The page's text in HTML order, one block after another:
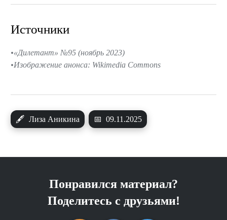
🖋 Лиза Аникина 📅 09.11.2025
Источники
«Дилетант» №95 (ноябрь 2023)
Изображение анонса: Wikimedia Commons
Понравился материал?
Поделитесь с друзьями!